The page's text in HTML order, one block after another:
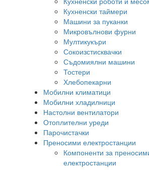
Кухненски таймери
Машини за пуканки
Микровълнови фурни
Мултикукъри
Сокоизстисквачки
Съдомиялни машини
Тостери
Хлебопекарни
Мобилни климатици
Мобилни хладилници
Настолни вентилатори
Отоплителни уреди
Парочистачки
Преносими електростанции
Компоненти за
електростанции